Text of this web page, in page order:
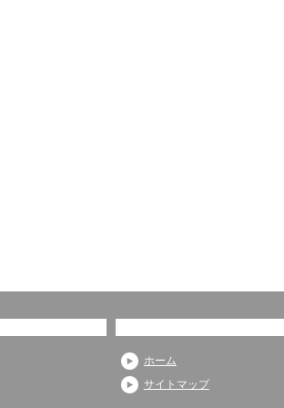
ホーム
サイトマップ